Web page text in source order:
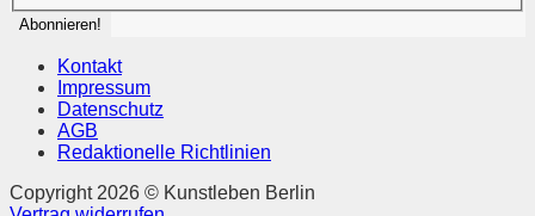
Kontakt
Impressum
Datenschutz
AGB
Redaktionelle Richtlinien
Copyright 2026 © Kunstleben Berlin